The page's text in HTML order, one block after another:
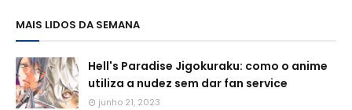
MAIS LIDOS DA SEMANA
Hell's Paradise Jigokuraku: como o anime
utiliza a nudez sem dar fan service
junho 21, 2023